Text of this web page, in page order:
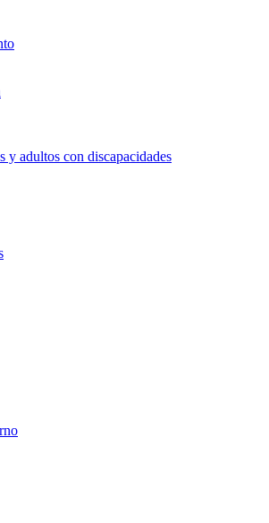
y adultos con discapacidades